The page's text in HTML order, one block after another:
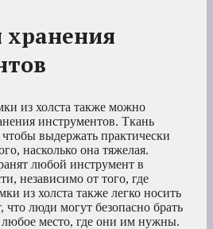
хранения
из холста также можно
инструментов. Ткань
чтобы выдержать практически
насколько она тяжелая.
любой инструмент в
независимо от того, где
из холста также легко носить
что люди могут безопасно брать
место, где они им нужны.